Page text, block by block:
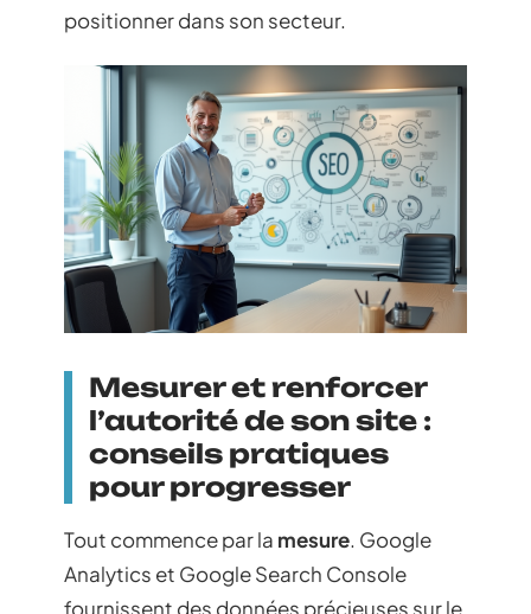
positionner dans son secteur.
Mesurer et renforcer
l’autorité de son site :
conseils pratiques
pour progresser
Tout commence par la mesure. Google
Analytics et Google Search Console
fournissent des données précieuses sur le